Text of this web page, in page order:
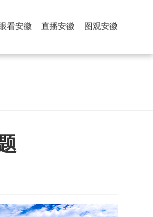
看安徽 直播安徽 图观安徽